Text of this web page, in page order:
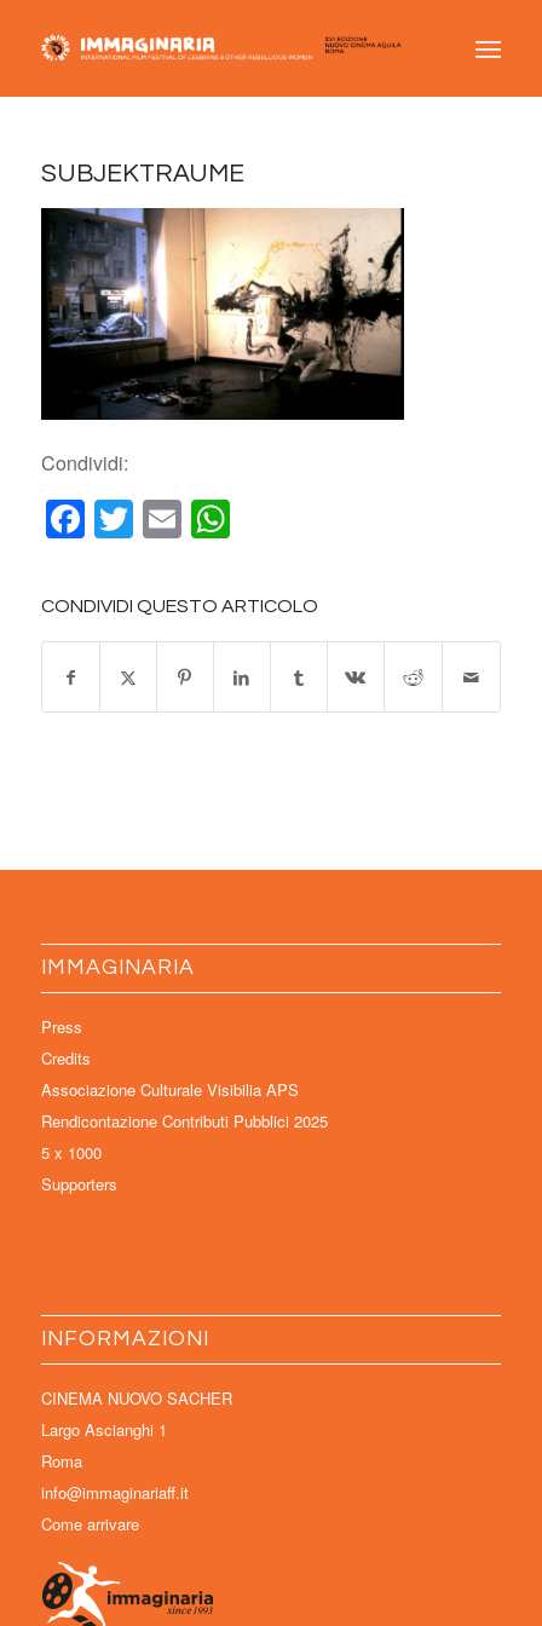
SUBJEKTRAUME
Condividi:
Facebook
Twitter
EmailWhatsApp
CONDIVIDI QUESTO ARTICOLO
IMMAGINARIA
Press
Credits
Associazione Culturale Visibilia APS
Rendicontazione Contributi Pubblici 2025
5 x 1000
Supporters
INFORMAZIONI
CINEMA NUOVO SACHER
Largo Ascianghi 1
Roma
info@immaginariaff.it
Come arrivare